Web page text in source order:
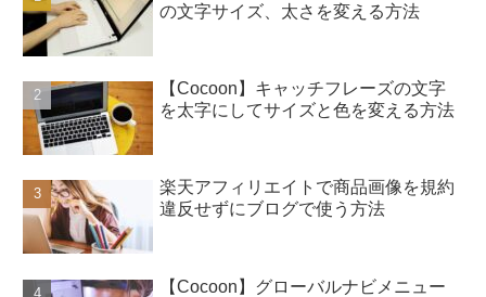
の文字サイズ、太さを変える方法
【Cocoon】キャッチフレーズの文字
を太字にしてサイズと色を変える方法
楽天アフィリエイトで商品画像を規約
違反せずにブログで使う方法
【Cocoon】グローバルナビメニュー